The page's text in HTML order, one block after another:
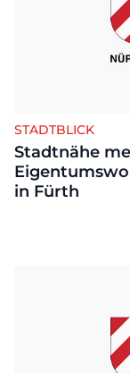
STADTBLICK
Stadtnähe
in Fürth